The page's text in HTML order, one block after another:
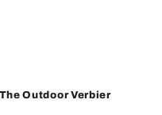
The Outdoor Verbier